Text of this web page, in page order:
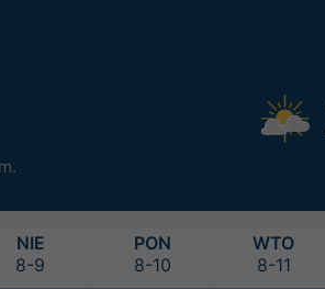
NIE
8-9
PON
8-10
WTO
8-11